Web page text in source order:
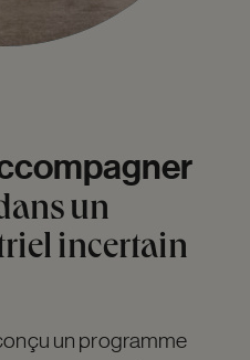
un
incertain
un programme